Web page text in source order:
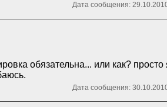
Дата сообщения:
обязательна... или как?
Дата сообщения: